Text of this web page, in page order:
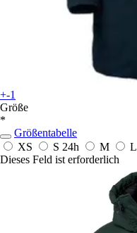
+-1
Größe
*
Größentabelle
XS
S 24h M L
Dieses Feld ist erforderlich